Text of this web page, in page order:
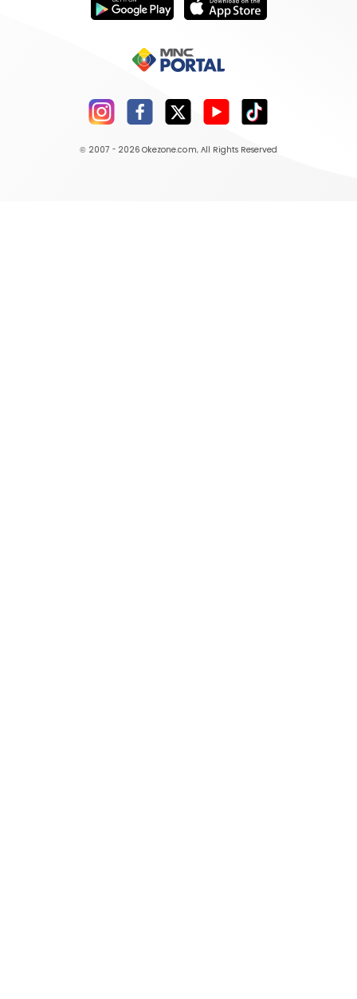
© 2007 - 2026 Okezone.com, All Rights Reserved